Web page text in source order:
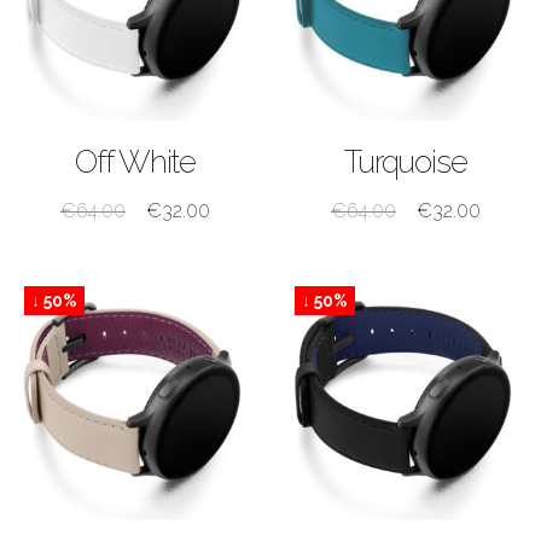
Off White
€64.00 €32.00
Turquoise
€64.00 €32.00
↓ 50% ↓ 50%